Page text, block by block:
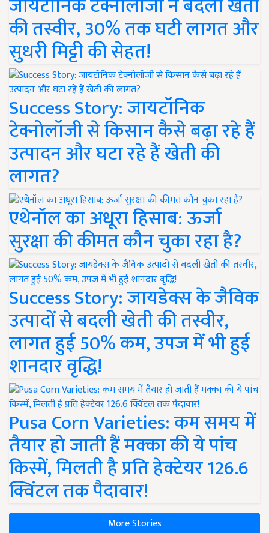
की तस्वीर, 30% तक घटी लागत और
सुधरी मिट्टी की सेहत!
Success Story: जायटॉनिक
टेक्नोलॉजी से किसान कैसे बढ़ा रहे हैं
उत्पादन और घटा रहे हैं खेती की
लागत?
एथेनॉल का अधूरा हिसाब: ऊर्जा
सुरक्षा की कीमत कौन चुका रहा है?
Success Story: जायडेक्स के जैविक
उत्पादों से बदली खेती की तस्वीर,
लागत हुई 50% कम, उपज में भी हुई
शानदार वृद्धि!
Pusa Corn Varieties: कम समय में
तैयार हो जाती हैं मक्का की ये पांच
किस्में, मिलती है प्रति हेक्टेयर 126.6
क्विंटल तक पैदावार!
More Stories